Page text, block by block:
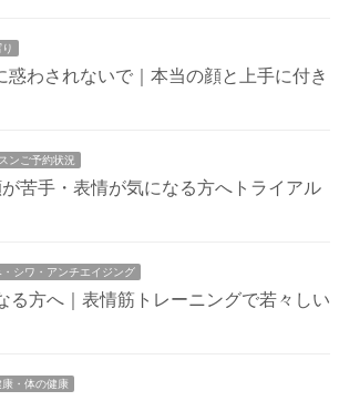
惑わされないで｜本当の顔と上手に付き
ンご予約状況
が苦手・表情が気になる方へトライアル
・シワ・アンチエイジング
る方へ｜表情筋トレーニングで若々しい
康・体の健康